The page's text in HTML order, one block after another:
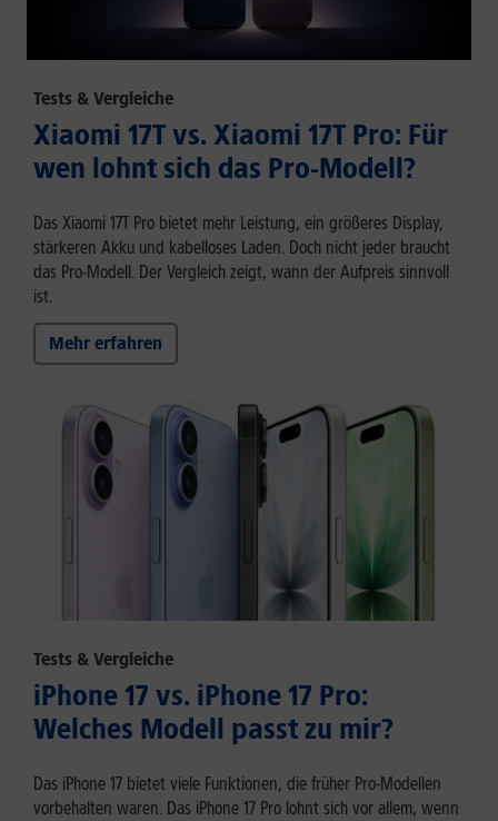
Tests & Vergleiche
Xiaomi 17T vs. Xiaomi 17T Pro: Für
wen lohnt sich das Pro-Modell?
Das Xiaomi 17T Pro bietet mehr Leistung, ein größeres Display,
stärkeren Akku und kabelloses Laden. Doch nicht jeder braucht
das Pro-Modell. Der Vergleich zeigt, wann der Aufpreis sinnvoll
ist.
Mehr erfahren
Tests & Vergleiche
iPhone 17 vs. iPhone 17 Pro:
Welches Modell passt zu mir?
Das iPhone 17 bietet viele Funktionen, die früher Pro-Modellen
vorbehalten waren. Das iPhone 17 Pro lohnt sich vor allem, wenn